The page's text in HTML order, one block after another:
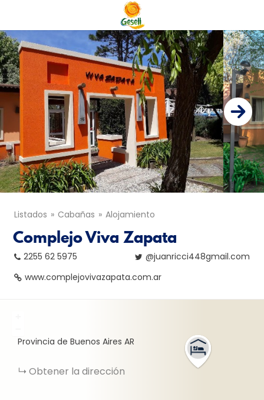
Listados Cabañas Alojamiento
Complejo Viva Zapata
2255 62 5975
@juanricci448gmail.com
www.complejovivazapata.com.ar
Provincia de Buenos Aires AR
Obtener la dirección